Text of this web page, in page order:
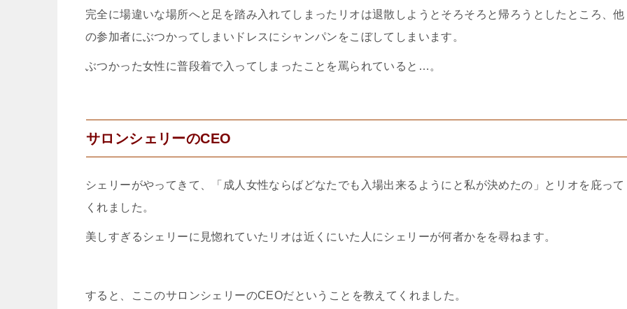
完全に場違いな場所へと足を踏み入れてしまったリオは退散しようとそろそろと帰ろうとしたところ、他
の参加者にぶつかってしまいドレスにシャンパンをこぼしてしまいます。
ぶつかった女性に普段着で入ってしまったことを罵られていると…。
サロンシェリーのCEO
シェリーがやってきて、「成人女性ならばどなたでも入場出来るようにと私が決めたの」とリオを庇って
くれました。
美しすぎるシェリーに見惚れていたリオは近くにいた人にシェリーが何者かをを尋ねます。
すると、ここのサロンシェリーのCEOだということを教えてくれました。